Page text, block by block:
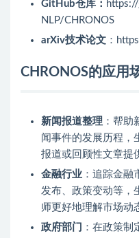
GitHub仓库：
NLP/CHRONOS
arXiv技术论文 ：
CHRONOS的应用
新闻报道整理 ：帮
闻事件的发展历程，
报道或回顾性文章提
金融行业 ：追踪金融
发布、政策变动等，
师更好地理解市场动
政府部门
：在政策